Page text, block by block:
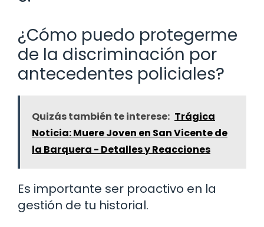
¿Cómo puedo protegerme
de la discriminación por
antecedentes policiales?
Quizás también te interese: Trágica
Noticia: Muere Joven en San Vicente de
la Barquera - Detalles y Reacciones
Es importante ser proactivo en la
gestión de tu historial.